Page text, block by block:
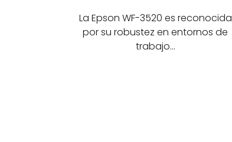
La Epson WF-3520 es reconocida
por su robustez en entornos de
trabajo…